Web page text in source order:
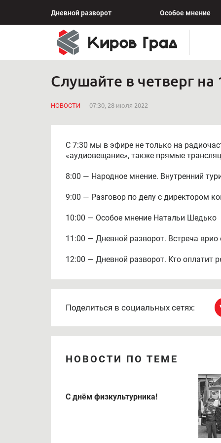
Дневной разворот Особое мнение
Слушайте в четверг
НОВОСТИ 07:30, 28 июля 2022
С 7:30 мы в эфире не только на
«аудиовещание», также прямые
8:00 — Народное мнение. Внутренний
9:00 — Разговор по делу с директором
10:00 — Особое мнение Натальи Шедько
11:00 — Дневной разворот. Встреча
12:00 — Дневной разворот. Кто
Поделиться в социальных сетях:
НОВОСТИ ПО ТЕМЕ
С днём физкультурника!